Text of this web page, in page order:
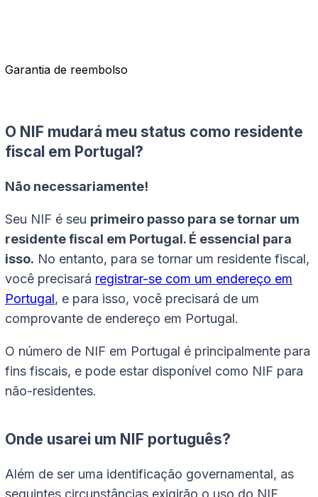
Garantia de reembolso
O NIF mudará meu status como residente
fiscal em Portugal?
Não necessariamente!
Seu NIF é seu primeiro passo para se tornar um
residente fiscal em Portugal. É essencial para
isso. No entanto, para se tornar um residente fiscal,
você precisará registrar-se com um endereço em
Portugal, e para isso, você precisará de um
comprovante de endereço em Portugal.
O número de NIF em Portugal é principalmente para
fins fiscais, e pode estar disponível como NIF para
não-residentes.
Onde usarei um NIF português?
Além de ser uma identificação governamental, as
seguintes circunstâncias exigirão o uso do NIF